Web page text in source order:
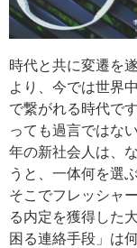
時代と共に変遷を
より、今では世界
で繋がれる時代で
っても過言ではな
年の新社会人は、
うと、一体何を選
そこでフレッシャ
る内定を獲得した
困る連絡手段」は